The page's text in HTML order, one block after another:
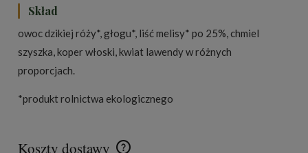
Skład
owoc dzikiej róży*, głogu*, liść melisy* po 25%, chmiel
szyszka, koper włoski, kwiat lawendy w różnych
proporcjach.
*produkt rolnictwa ekologicznego
Koszty dostawy